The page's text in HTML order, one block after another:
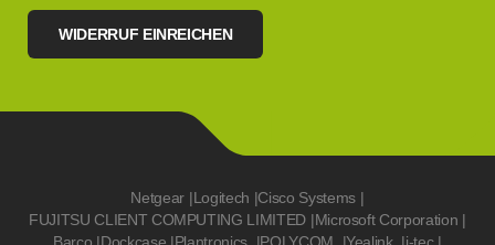
WIDERRUF EINREICHEN
Netgear |Logitech |Cisco Systems |
FUJITSU CLIENT COMPUTING LIMITED |Microsoft Corporation |